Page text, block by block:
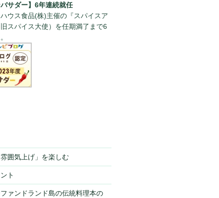
バサダー】6年連続就任
ウス食品(株)主催の『スパイスア
スパイス大使）を任期満了まで6
囲気上げ」を楽しむ
ト
ァンドランド島の伝統料理本の